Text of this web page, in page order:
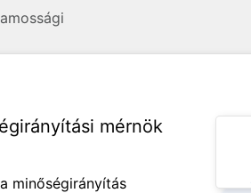
mérnök
minőségirányítás